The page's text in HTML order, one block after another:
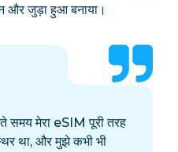
और जुड़ा हुआ बनाया।
समय मेरा eSIM पूरी तरह
था, और मुझे कभी भी